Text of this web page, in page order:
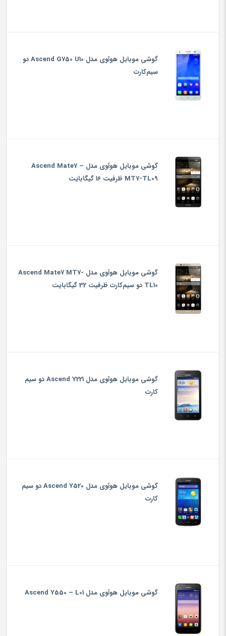
گوشی موبایل هوآوی مدل Ascend G750 U10 دو
سیم‌کارت
گوشی موبایل هوآوی مدل Ascend Mate7 –
MT7-TL09 ظرفیت 16 گیگابایت
گوشی موبایل هوآوی مدل Ascend Mate7 MT7-
TL10 دو سیم‌کارت ظرفیت 32 گیگابایت
گوشی موبایل هوآوی مدل Ascend Y221 دو سیم
کارت
گوشی موبایل هوآوی مدل Ascend Y520 دو سیم
کارت
گوشی موبایل هوآوی مدل Ascend Y550 – L01